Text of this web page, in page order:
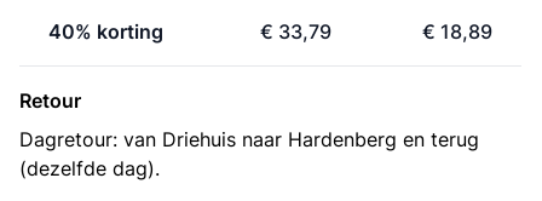
40% korting € 33,79 € 18,89
Retour
Dagretour: van Driehuis naar Hardenberg en terug
(dezelfde dag).